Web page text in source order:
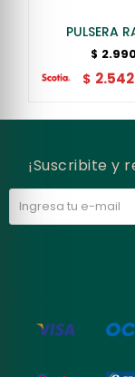
PULSERA
$
$ 2.542
¡Suscribite y